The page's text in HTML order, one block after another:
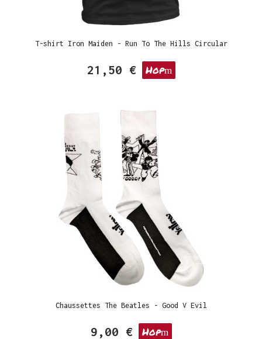
T-shirt Iron Maiden - Run To The Hills Circular
21,50 € Hop
Chaussettes The Beatles - Good V Evil
9,00 € Hop